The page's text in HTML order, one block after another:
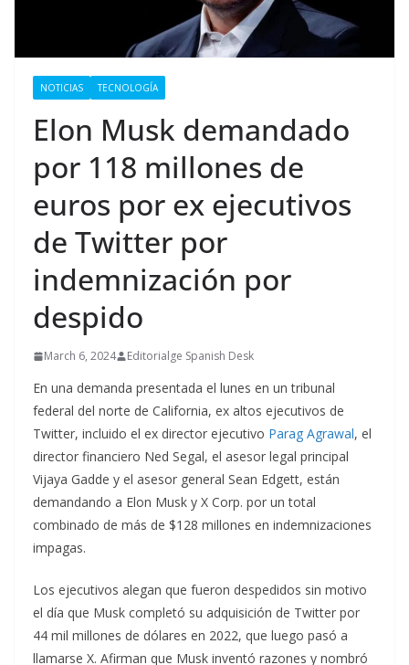
NOTICIAS TECNOLOGÍA
Elon Musk demandado
por 118 millones de
euros por ex ejecutivos
de Twitter por
indemnización por
despido
March 6, 2024 Editorialge Spanish Desk
En una demanda presentada el lunes en un tribunal
federal del norte de California, ex altos ejecutivos de
Twitter, incluido el ex director ejecutivo Parag Agrawal, el
director financiero Ned Segal, el asesor legal principal
Vijaya Gadde y el asesor general Sean Edgett, están
demandando a Elon Musk y X Corp. por un total
combinado de más de $128 millones en indemnizaciones
impagas.
Los ejecutivos alegan que fueron despedidos sin motivo
el día que Musk completó su adquisición de Twitter por
44 mil millones de dólares en 2022, que luego pasó a
llamarse X. Afirman que Musk inventó razones y nombró